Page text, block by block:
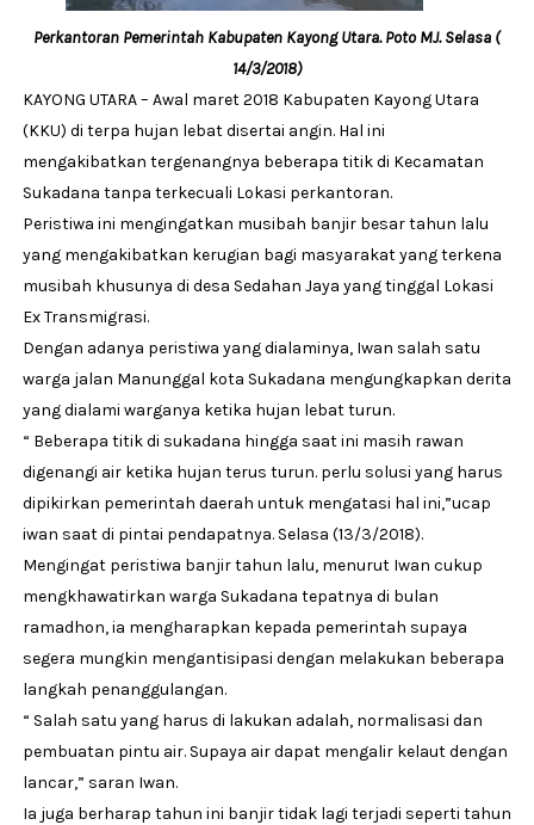
Perkantoran Pemerintah Kabupaten Kayong Utara. Poto MJ. Selasa (
14/3/2018)
KAYONG UTARA – Awal maret 2018 Kabupaten Kayong Utara
(KKU) di terpa hujan lebat disertai angin. Hal ini
mengakibatkan tergenangnya beberapa titik di Kecamatan
Sukadana tanpa terkecuali Lokasi perkantoran.
Peristiwa ini mengingatkan musibah banjir besar tahun lalu
yang mengakibatkan kerugian bagi masyarakat yang terkena
musibah khusunya di desa Sedahan Jaya yang tinggal Lokasi
Ex Transmigrasi.
Dengan adanya peristiwa yang dialaminya, Iwan salah satu
warga jalan Manunggal kota Sukadana mengungkapkan derita
yang dialami warganya ketika hujan lebat turun.
“ Beberapa titik di sukadana hingga saat ini masih rawan
digenangi air ketika hujan terus turun. perlu solusi yang harus
dipikirkan pemerintah daerah untuk mengatasi hal ini,”ucap
iwan saat di pintai pendapatnya. Selasa (13/3/2018).
Mengingat peristiwa banjir tahun lalu, menurut Iwan cukup
mengkhawatirkan warga Sukadana tepatnya di bulan
ramadhon, ia mengharapkan kepada pemerintah supaya
segera mungkin mengantisipasi dengan melakukan beberapa
langkah penanggulangan.
“ Salah satu yang harus di lakukan adalah, normalisasi dan
pembuatan pintu air. Supaya air dapat mengalir kelaut dengan
lancar,” saran Iwan.
Ia juga berharap tahun ini banjir tidak lagi terjadi seperti tahun